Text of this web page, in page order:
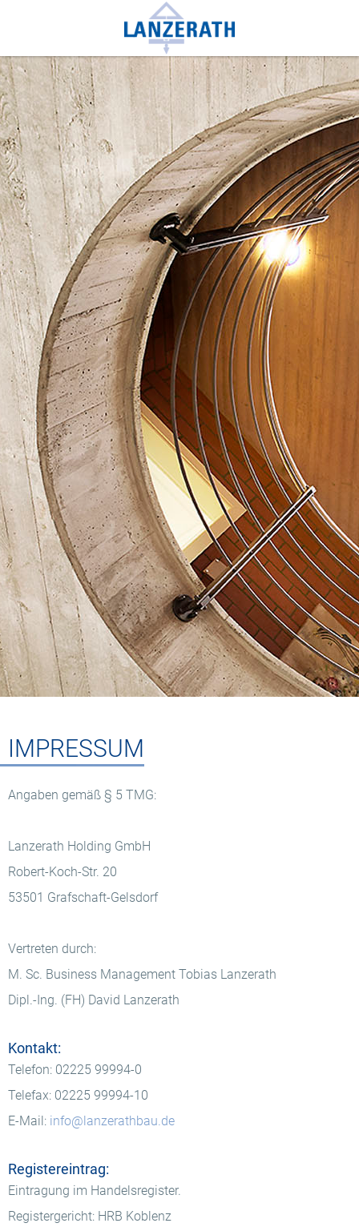
IMPRESSUM
Angaben gemäß § 5 TMG:
Lanzerath Holding GmbH
Robert-Koch-Str. 20
53501 Grafschaft-Gelsdorf
Vertreten durch:
M. Sc. Business Management Tobias Lanzerath
Dipl.-Ing. (FH) David Lanzerath
Kontakt:
Telefon: 02225 99994-0
Telefax: 02225 99994-10
E-Mail: info@lanzerathbau.de
Registereintrag:
Eintragung im Handelsregister.
Registergericht: HRB Koblenz